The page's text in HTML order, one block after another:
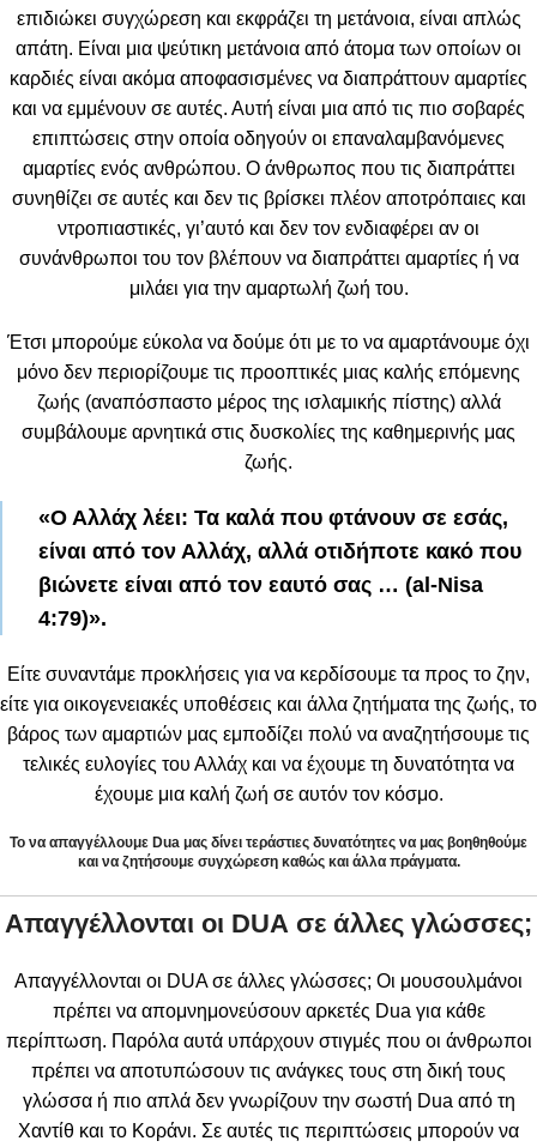
επιδιώκει συγχώρεση και εκφράζει τη μετάνοια, είναι απλώς
απάτη. Είναι μια ψεύτικη μετάνοια από άτομα των οποίων οι
καρδιές είναι ακόμα αποφασισμένες να διαπράττουν αμαρτίες
και να εμμένουν σε αυτές. Αυτή είναι μια από τις πιο σοβαρές
επιπτώσεις στην οποία οδηγούν οι επαναλαμβανόμενες
αμαρτίες ενός ανθρώπου. Ο άνθρωπος που τις διαπράττει
συνηθίζει σε αυτές και δεν τις βρίσκει πλέον αποτρόπαιες και
ντροπιαστικές, γι’αυτό και δεν τον ενδιαφέρει αν οι
συνάνθρωποι του τον βλέπουν να διαπράττει αμαρτίες ή να
μιλάει για την αμαρτωλή ζωή του.
Έτσι μπορούμε εύκολα να δούμε ότι με το να αμαρτάνουμε όχι
μόνο δεν περιορίζουμε τις προοπτικές μιας καλής επόμενης
ζωής (αναπόσπαστο μέρος της ισλαμικής πίστης) αλλά
συμβάλουμε αρνητικά στις δυσκολίες της καθημερινής μας
ζωής.
«Ο Αλλάχ λέει: Τα καλά που φτάνουν σε εσάς,
είναι από τον Αλλάχ, αλλά οτιδήποτε κακό που
βιώνετε είναι από τον εαυτό σας … (al-Nisa
4:79)».
Είτε συναντάμε προκλήσεις για να κερδίσουμε τα προς το ζην,
είτε για οικογενειακές υποθέσεις και άλλα ζητήματα της ζωής, το
βάρος των αμαρτιών μας εμποδίζει πολύ να αναζητήσουμε τις
τελικές ευλογίες του Αλλάχ και να έχουμε τη δυνατότητα να
έχουμε μια καλή ζωή σε αυτόν τον κόσμο.
Το να απαγγέλλουμε Dua μας δίνει τεράστιες δυνατότητες να μας βοηθηθούμε
και να ζητήσουμε συγχώρεση καθώς και άλλα πράγματα.
Απαγγέλλονται οι DUA σε άλλες γλώσσες;
Απαγγέλλονται οι DUA σε άλλες γλώσσες; Οι μουσουλμάνοι
πρέπει να απομνημονεύσουν αρκετές Dua για κάθε
περίπτωση. Παρόλα αυτά υπάρχουν στιγμές που οι άνθρωποι
πρέπει να αποτυπώσουν τις ανάγκες τους στη δική τους
γλώσσα ή πιο απλά δεν γνωρίζουν την σωστή Dua από τη
Χαντίθ και το Κοράνι. Σε αυτές τις περιπτώσεις μπορούν να